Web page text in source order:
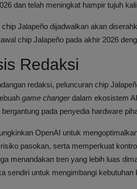
dan telah meningkat hampir tujuh
Jalapeño dijadwalkan akan
chip Jalapeño pada akhir 2026
Redaksi
redaksi, peluncuran chip
game changerdalam ekosistem
pada penyedia hardware
OpenAI untuk
pasokan, serta memperkuat
menandakan tren yang lebih luas
sendiri untuk mengimbangi kebutuhan